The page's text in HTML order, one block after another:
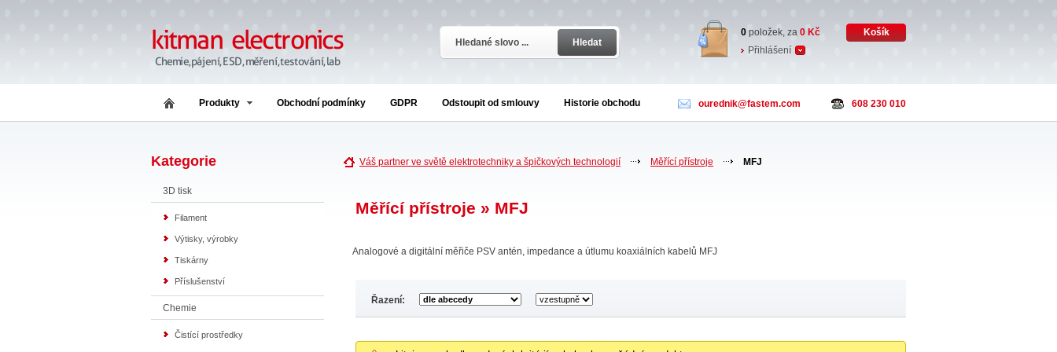
Hledat
0 položek, za 0 Kč
Košík
Přihlášení
ourednik@fastem.com 608 230 010
Produkty Obchodní podmínky GDPR Odstoupit od smlouvy Historie obchodu
Kategorie
3D tisk
Filament
Výtisky, výrobky
Tiskárny
Příslušenství
Chemie
Čistící prostředky
Váš partner ve světě elektrotechniky a špičkových technologií Měřící přístroje MFJ
Měřící přístroje » MFJ
Analogové a digitální měřiče PSV antén, impedance a útlumu koaxiálních kabelů MFJ
Řazení: